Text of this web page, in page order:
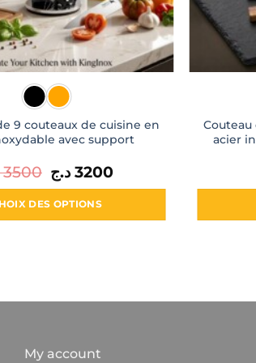
9 couteaux de cuisine en
avec support
3500 Le
prix
initial
était :
3200 د.ج Le
actuel
DES OPTIONS
variations.
peuvent
Couteau
acier
My account